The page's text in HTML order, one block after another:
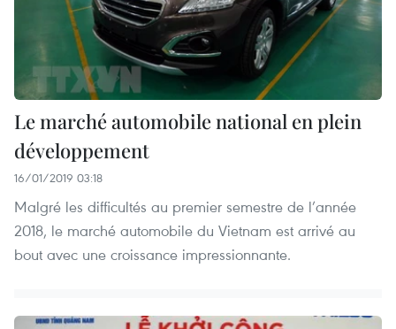
Le marché automobile national en plein
développement
16/01/2019 03:18
Malgré les difficultés au premier semestre de l’année
2018, le marché automobile du Vietnam est arrivé au
bout avec une croissance impressionnante.